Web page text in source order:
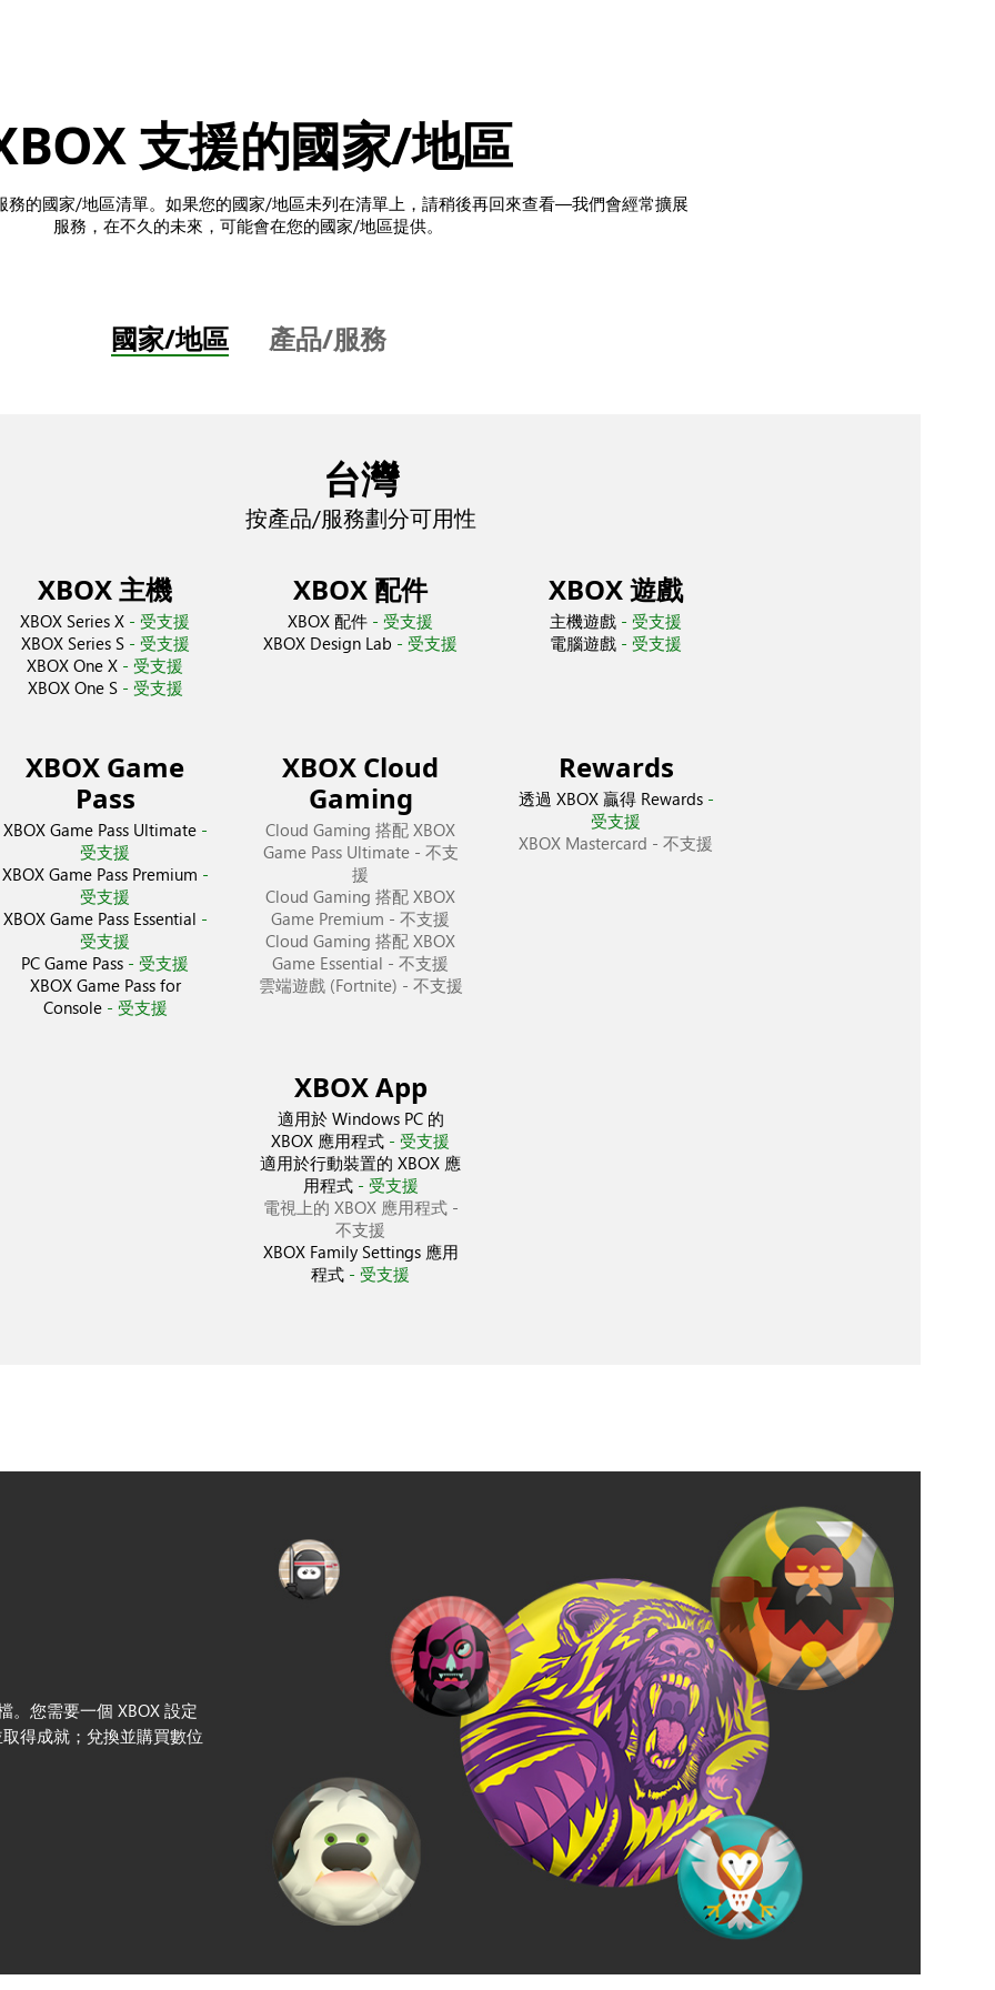
支援的國家/地區
務的國家/地區清單。如果您的國家/地區未列在清單上，請稍後再回來查看—我們會經常擴展
服務，在不久的未來，可能會在您的國家/地區提供。
國家/地區 產品/服務
台灣
按產品/服務劃分可用性
XBOX 主機
XBOX Series X - 受支援
XBOX Series S- 受支援
XBOX One X - 受支援
XBOX One S- 受支援
XBOX 配件
XBOX 配件 - 受支援
XBOX Design Lab - 受支援
XBOX 遊戲
主機遊戲 - 受支援
電腦遊戲 - 受支援
XBOX Game
Pass
XBOX Game Pass Ultimate-
受支援
XBOX Game Pass Premium -
受支援
XBOX Game Pass Essential -
受支援
PC Game Pass - 受支援
XBOX Game Pass for
Console- 受支援
XBOX Cloud
Gaming
Cloud Gaming 搭配 XBOX
Game Pass Ultimate- 不支
援
Cloud Gaming 搭配 XBOX
Game Premium - 不支援
Cloud Gaming 搭配 XBOX
Game Essential - 不支援
雲端遊戲 (Fortnite) - 不支援
Rewards
透過 XBOX 贏得 Rewards-
受支援
XBOX Mastercard - 不支援
XBOX App
適用於 Windows PC 的
XBOX 應用程式 - 受支援
適用於行動裝置的 XBOX 應
用程式- 受支援
電視上的 XBOX 應用程式-
不支援
XBOX Family Settings 應用
程式 - 受支援
。您需要一個 XBOX 設定
得成就；兌換並購買數位